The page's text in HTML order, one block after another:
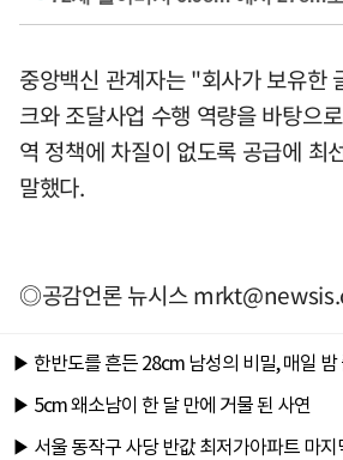
중앙백신 관계자는 "회사가 보유한
크와 조달사업 수행 역량을 바탕으
역 정책에 차질이 없도록 공급에 최
말했다.
◎공감언론 뉴시스